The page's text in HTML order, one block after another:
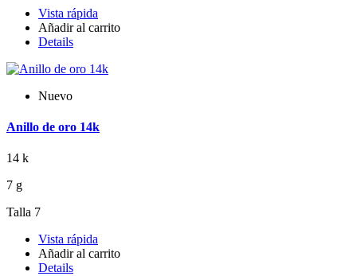
Vista rápida
Añadir al carrito
Details
Nuevo
Anillo de oro 14k
14 k
7 g
Talla 7
Vista rápida
Añadir al carrito
Details